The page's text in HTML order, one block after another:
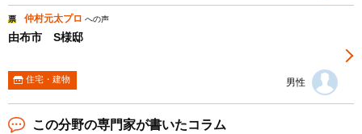
票 仲村元太プロ への声
由布市 S様邸
住宅・建物 男性
この分野の専門家が書いたコラム